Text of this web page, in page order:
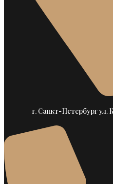
г. Санкт-Петербург ул.